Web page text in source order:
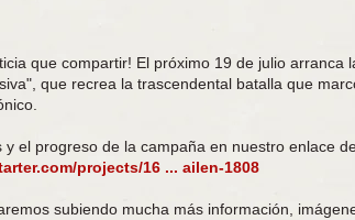
que compartir! El próximo 19 de julio arranca
que recrea la trascendental batalla que
y el progreso de la campaña en nuestro enlace
projects/16 ... ailen-1808
subiendo mucha más información,